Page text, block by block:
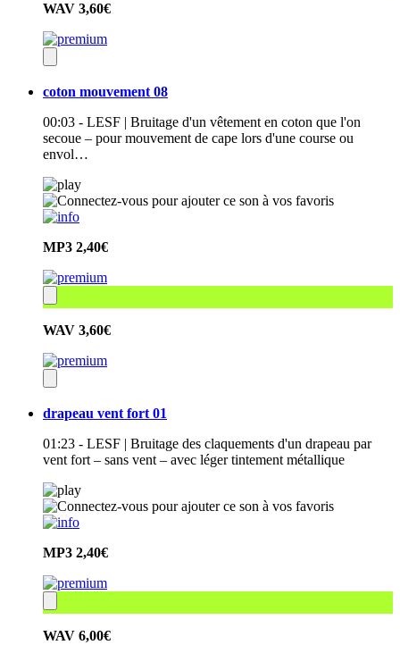
WAV 3,60€
coton mouvement 08
00:03 - LESF | Bruitage d'un vêtement en coton que l'on
secoue – pour mouvement de cape lors d'une course ou
envol…
MP3 2,40€
WAV 3,60€
drapeau vent fort 01
01:23 - LESF | Bruitage des claquements d'un drapeau par
vent fort – sans vent – avec léger tintement métallique
MP3 2,40€
WAV 6,00€